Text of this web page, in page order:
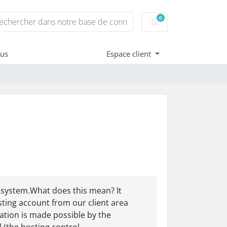
0
Votre panier
Espace client
does this mean? It
account from our client area
is made possible by the